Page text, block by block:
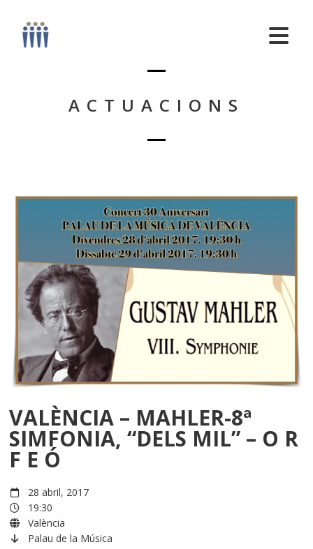
ACTUACIONS
VALÈNCIA – MAHLER-8ª
SIMFONIA, “DELS MIL” – O R
F E Ó
28 abril, 2017
19:30
València
Palau de la Música